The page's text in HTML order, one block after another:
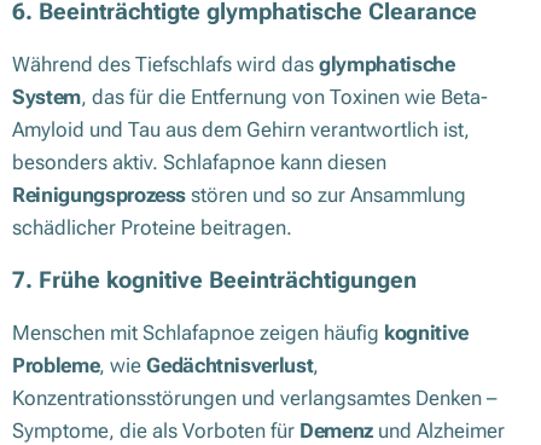
6. Beeinträchtigte glymphatische Clearance
Während des Tiefschlafs wird das glymphatische
System, das für die Entfernung von Toxinen wie Beta-
Amyloid und Tau aus dem Gehirn verantwortlich ist,
besonders aktiv. Schlafapnoe kann diesen
Reinigungsprozess stören und so zur Ansammlung
schädlicher Proteine beitragen.
7. Frühe kognitive Beeinträchtigungen
Menschen mit Schlafapnoe zeigen häufig kognitive
Probleme, wieGedächtnisverlust,
Konzentrationsstörungen und verlangsamtes Denken –
Symptome, die als Vorboten für Demenzund Alzheimer